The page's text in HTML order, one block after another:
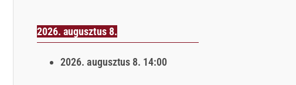
2026. augusztus 8.
2026. augusztus 8. 14:00